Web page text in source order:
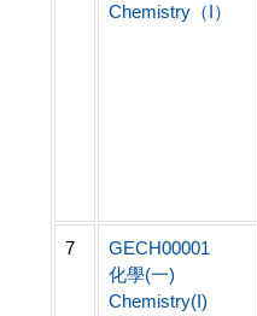
Chemistry（I）
7
GECH00001
化學(一)
Chemistry(I)